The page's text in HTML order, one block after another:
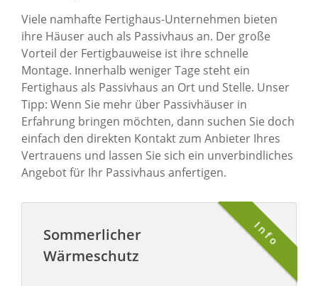
Viele namhafte Fertighaus-Unternehmen bieten
ihre Häuser auch als Passivhaus an. Der große
Vorteil der Fertigbauweise ist ihre schnelle
Montage. Innerhalb weniger Tage steht ein
Fertighaus als Passivhaus an Ort und Stelle. Unser
Tipp: Wenn Sie mehr über Passivhäuser in
Erfahrung bringen möchten, dann suchen Sie doch
einfach den direkten Kontakt zum Anbieter Ihres
Vertrauens und lassen Sie sich ein unverbindliches
Angebot für Ihr Passivhaus anfertigen.
Info
Sommerlicher
Wärmeschutz